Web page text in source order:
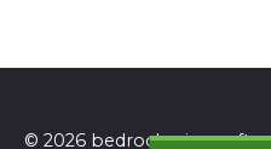
© 2026 bedrockminecraft.ru